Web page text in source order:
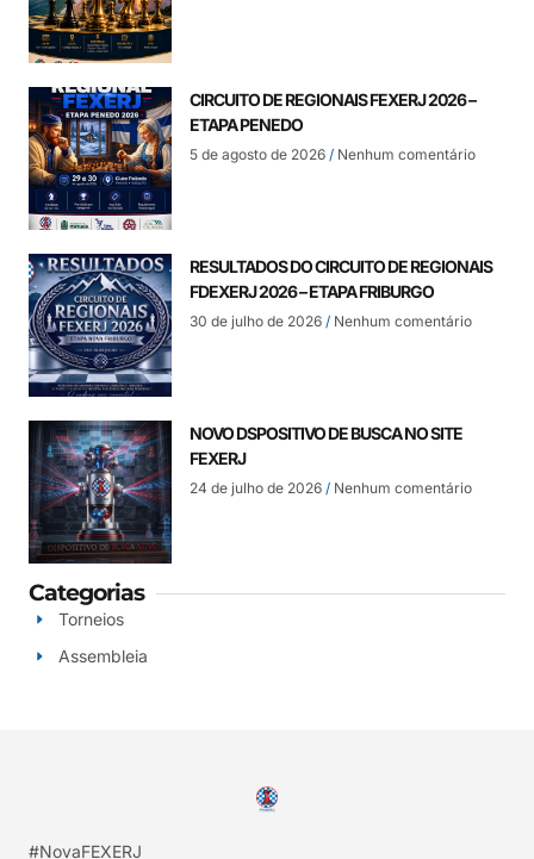
CIRCUITO DE REGIONAIS FEXERJ 2026 –
ETAPA PENEDO
5 de agosto de 2026 Nenhum comentário
RESULTADOS DO CIRCUITO DE REGIONAIS
FDEXERJ 2026 – ETAPA FRIBURGO
30 de julho de 2026 Nenhum comentário
NOVO DSPOSITIVO DE BUSCA NO SITE
FEXERJ
24 de julho de 2026 Nenhum comentário
Categorias
Torneios
Assembleia
#NovaFEXERJ